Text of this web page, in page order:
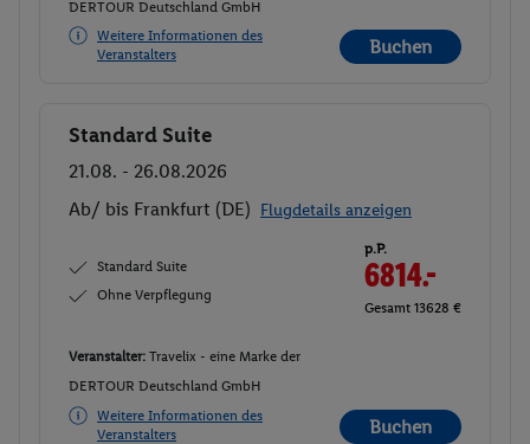
DERTOUR Deutschland GmbH
Weitere Informationen des
Veranstalters
Buchen
Buchen
Standard Suite
21.08. - 26.08.2026
Ab/ bis Frankfurt (DE) Flugdetails anzeigen
Standard Suite
Ohne Verpflegung
p.P.
6814.-
Gesamt 13628 €
Veranstalter: Travelix - eine Marke der
DERTOUR Deutschland GmbH
Weitere Informationen des
Veranstalters
Buchen